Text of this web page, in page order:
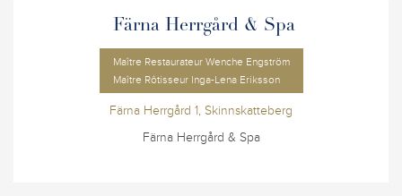
Färna Herrgård & Spa
Maître Restaurateur Wenche Engström
Maître Rôtisseur Inga-Lena Eriksson
Färna Herrgård 1, Skinnskatteberg
Färna Herrgård & Spa